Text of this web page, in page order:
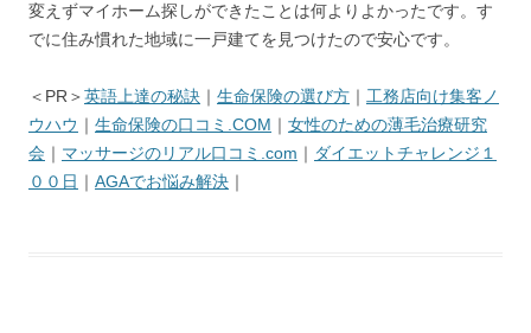
変えずマイホーム探しができたことは何よりよかったです。す
でに住み慣れた地域に一戸建てを見つけたので安心です。
＜PR＞英語上達の秘訣 ｜ 生命保険の選び方 ｜ 工務店向け集客ノ
ウハウ ｜ 生命保険の口コミ.COM ｜ 女性のための薄毛治療研究
会 ｜ マッサージのリアル口コミ.com ｜ ダイエットチャレンジ１
００日 ｜ AGAでお悩み解決 ｜